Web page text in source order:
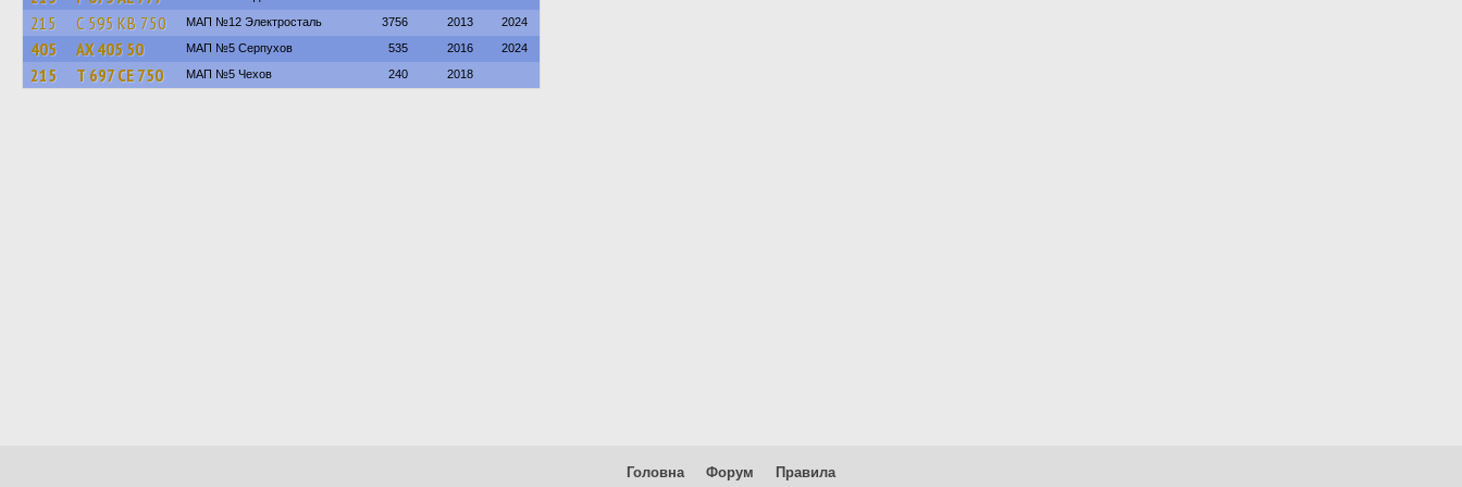
215 С 595 КВ 750 МАП №12 Электросталь 3756 2013 2024
405 АХ 405 50 МАП №5 Серпухов 535 2016 2024
215 Т 697 СЕ 750 МАП №5 Чехов 240 2018
Головна Форум Правила